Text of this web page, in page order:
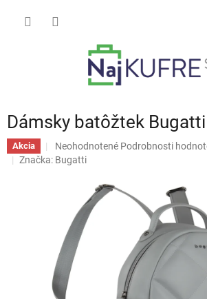
Dámsky batôžtek
Akcia
Priemerné
hodnotenie
hviezdičiek.
Neohodnotené Podrobnosti
Značka: Bugatti